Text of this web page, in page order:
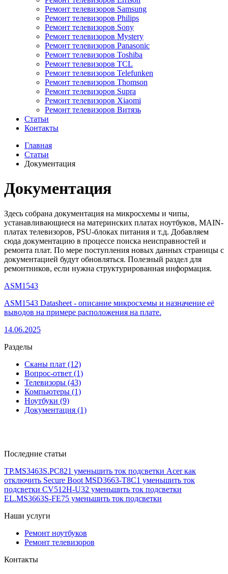
Ремонт телевизоров Samsung
Ремонт телевизоров Philips
Ремонт телевизоров Sony
Ремонт телевизоров Mystery
Ремонт телевизоров Panasonic
Ремонт телевизоров Toshiba
Ремонт телевизоров TCL
Ремонт телевизоров Telefunken
Ремонт телевизоров Thomson
Ремонт телевизоров Supra
Ремонт телевизоров Xiaomi
Ремонт телевизоров Витязь
Статьи
Контакты
Главная
Статьи
Документация
Документация
Здесь собрана документация на микросхемы и чипы,
устанавливающиеся на материнских платах ноутбуков, MAIN-
платах телевизоров, PSU-блоках питания и т.д. Добавляем
сюда документацию в процессе поиска неисправностей и
ремонта плат. По мере поступления новых данных страницы с
документацией будут обновляться. Полезный раздел для
ремонтников, если нужна структурированная информация.
ASM1543
ASM1543 Datasheet - описание микросхемы и назначение её
выводов на примере расположения на плате.
14.06.2025
Разделы
Сканы плат (12)
Вопрос-ответ (1)
Телевизоры (43)
Компьютеры (1)
Ноутбуки (9)
Документация (1)
Последние статьи
TP.MS3463S.PC821 уменьшить ток подсветки Acer как
отключить Secure Boot MSD3663-T8C1 уменьшить ток
подсветки CV512H-U32 уменьшить ток подсветки
EL.MS3663S-FE75 уменьшить ток подсветки
Наши услуги
Ремонт ноутбуков
Ремонт телевизоров
Контакты